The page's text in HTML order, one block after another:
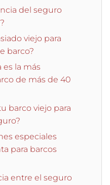
del seguro
viejo para
barco?
es la más
de más de 40
barco viejo para
especiales
para barcos
entre el seguro